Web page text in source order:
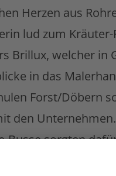
Herzen aus
lud zum Kräuter-
welcher in
in das
Forst/Döbern
den Unternehmen.
Busse sorgten
konnten.